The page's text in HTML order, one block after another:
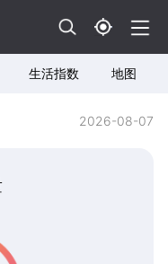
生活指数 地图
2026-08-07